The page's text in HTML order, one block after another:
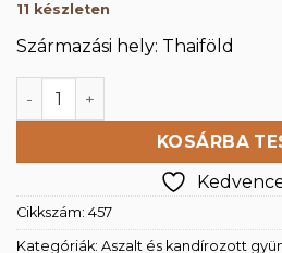
11 készleten
Származási hely: Thaiföld
Kandírozott ananász kocka
KOSÁRBA
Cikkszám: 457
Kategóriák: Aszalt és kandírozott